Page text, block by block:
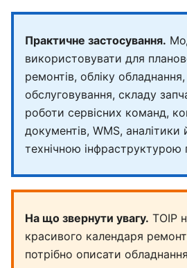
Практичне застосування.
використовувати для
ремонтів, обліку
обслуговування, складу
роботи сервісних команд,
документів, WMS, аналітики
технічною інфраструктурою
На що звернути увагу. ТОІР
красивого календаря
потрібно описати